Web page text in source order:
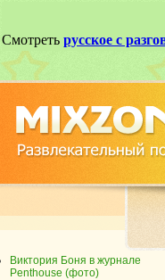
Виктория Боня в журнале
Penthouse (фото)